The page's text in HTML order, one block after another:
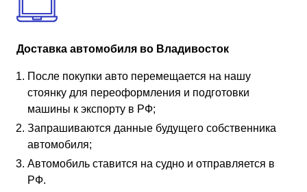
Доставка автомобиля во Владивосток
После покупки авто перемещается на нашу
стоянку для переоформления и подготовки
машины к экспорту в РФ;
Запрашиваются данные будущего собственника
автомобиля;
Автомобиль ставится на судно и отправляется в
РФ.